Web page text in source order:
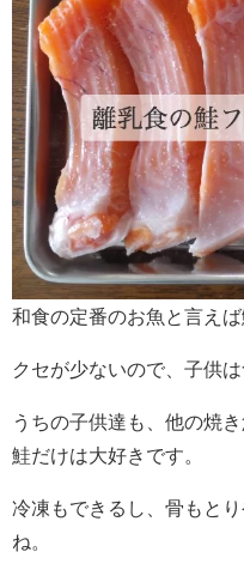
和食の定番のお魚と言えば
クセが少ないので、子供は
うちの子供達も、他の焼
鮭だけは大好きです。
冷凍もできるし、骨もと
ね。